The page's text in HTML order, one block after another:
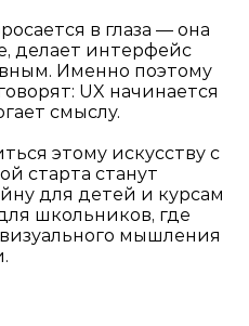
в глаза — она
делает интерфейс
Именно поэтому
UX начинается
смыслу.
этому искусству с
старта станут
для детей и курсам
школьников, где
мышления